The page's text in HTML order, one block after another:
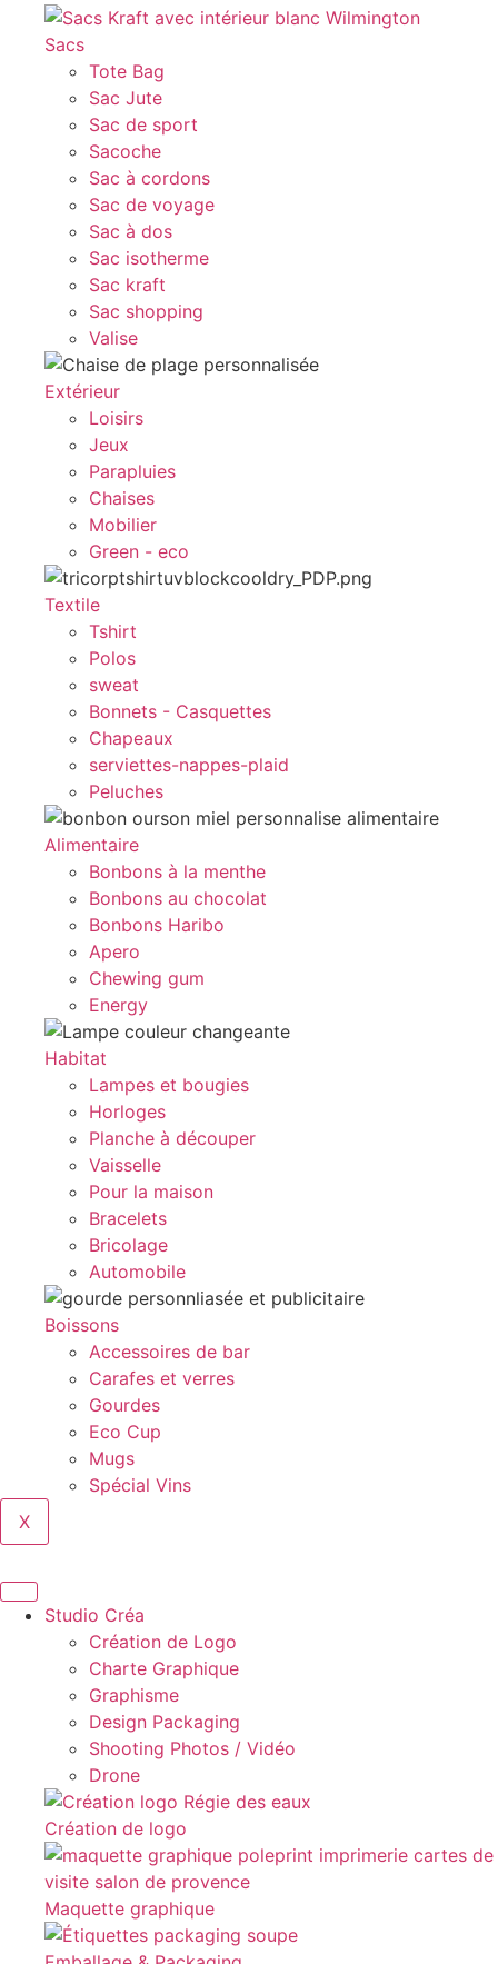
Sacs
Tote Bag
Sac Jute
Sac de sport
Sacoche
Sac à cordons
Sac de voyage
Sac à dos
Sac isotherme
Sac kraft
Sac shopping
Valise
Extérieur
Loisirs
Jeux
Parapluies
Chaises
Mobilier
Green - eco
Textile
Tshirt
Polos
sweat
Bonnets - Casquettes
Chapeaux
serviettes-nappes-plaid
Peluches
Alimentaire
Bonbons à la menthe
Bonbons au chocolat
Bonbons Haribo
Apero
Chewing gum
Energy
Habitat
Lampes et bougies
Horloges
Planche à découper
Vaisselle
Pour la maison
Bracelets
Bricolage
Automobile
Boissons
Accessoires de bar
Carafes et verres
Gourdes
Eco Cup
Mugs
Spécial Vins
X
Studio Créa
Création de Logo
Charte Graphique
Graphisme
Design Packaging
Shooting Photos / Vidéo
Drone
Création de logo
Maquette graphique